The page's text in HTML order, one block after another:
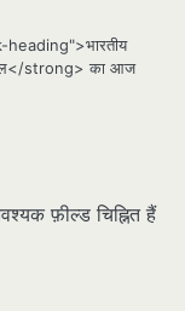
strong> का आज
फ़ील्ड चिह्नित हैं